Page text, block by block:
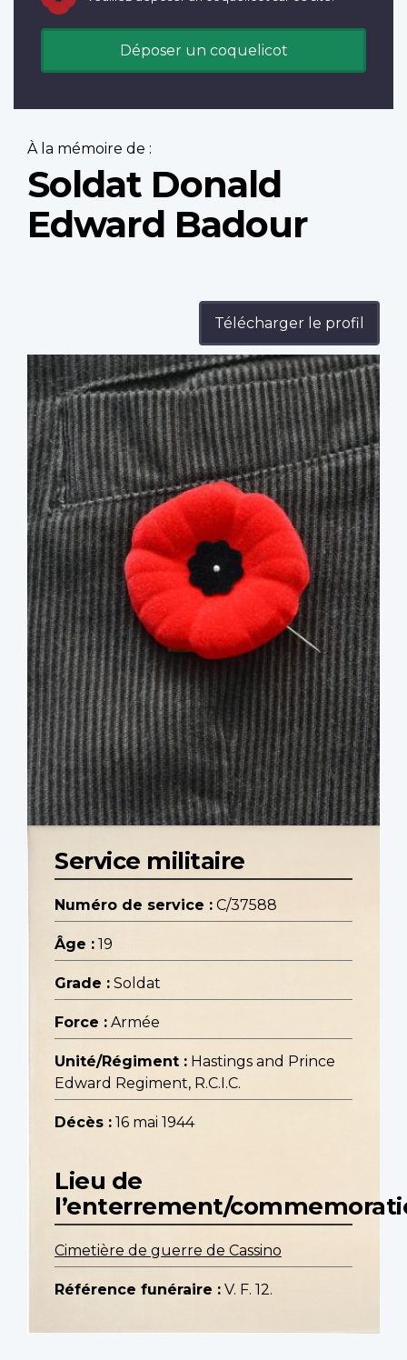
Déposer un coquelicot
À la mémoire de :
Soldat Donald
Edward Badour
Télécharger le profil
Profile
image
Service militaire
Numéro de service : C/37588
Âge : 19
Grade : Soldat
Force : Armée
Unité/Régiment : Hastings and Prince
Edward Regiment, R.C.I.C.
Décès : 16 mai 1944
Lieu de
l’enterrement/
Cimetière de guerre de Cassino
Référence funéraire : V. F. 12.